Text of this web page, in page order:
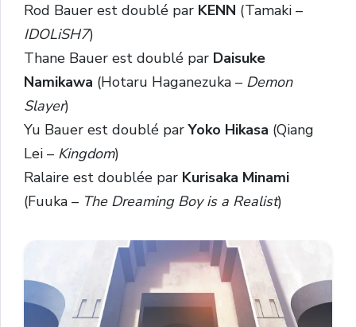
Rod Bauer est doublé par KENN (Tamaki –
IDOLiSH7)
Thane Bauer est doublé par Daisuke
Namikawa (Hotaru Haganezuka – Demon
Slayer)
Yu Bauer est doublé parYoko Hikasa (Qiang
Lei – Kingdom)
Ralaire est doublée par Kurisaka Minami
(Fuuka – The Dreaming Boy is a Realist)